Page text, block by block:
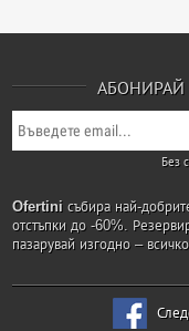
АБОНИРАЙ
Без
Ofertini събира най-
отстъпки до -60%.
пазарувай изгодно –